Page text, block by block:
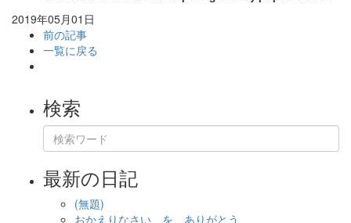
2019年05月01日
前の記事
一覧に戻る
検索
最新の日記
(無題)
おかえりなさい を ありがとう